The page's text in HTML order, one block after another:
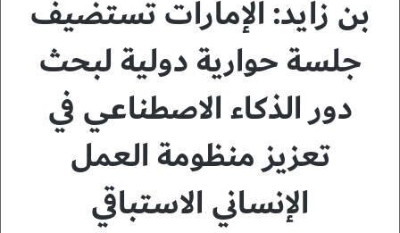
بن زايد: الإمارات تستضيف
جلسة حوارية دولية لبحث
دور الذكاء الاصطناعي في
تعزيز منظومة العمل
الإنساني الاستباقي